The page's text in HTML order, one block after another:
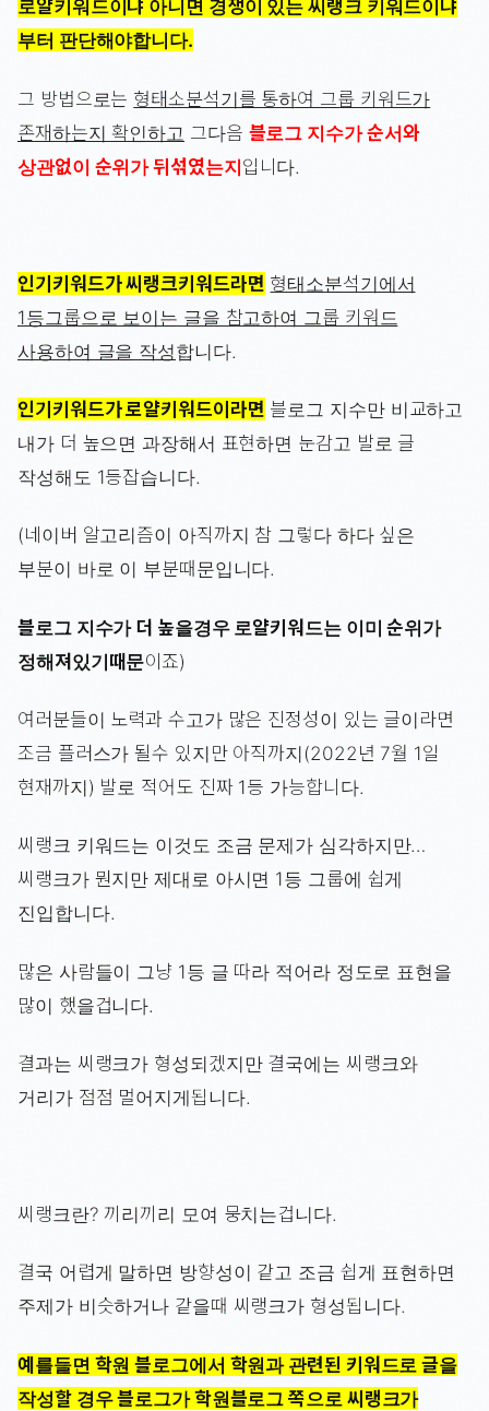
로얄키워드이냐 아니면 경쟁이 있는 씨랭크 키워드이냐
부터 판단해야합니다.
그 방법으로는 형태소분석기를 통하여 그룹 키워드가
존재하는지 확인하고 그다음 블로그 지수가 순서와
상관없이 순위가 뒤섞였는지입니다.
인기키워드가 씨랭크키워드라면 형태소분석기에서
1등그룹으로 보이는 글을 참고하여 그룹 키워드
사용하여 글을 작성합니다.
인기키워드가 로얄키워드이라면 블로그 지수만 비교하고
내가 더 높으면 과장해서 표현하면 눈감고 발로 글
작성해도 1등잡습니다.
(네이버 알고리즘이 아직까지 참 그렇다 하다 싶은
부분이 바로 이 부분때문입니다.
블로그 지수가 더 높을경우 로얄키워드는 이미 순위가
정해져있기때문이죠)
여러분들이 노력과 수고가 많은 진정성이 있는 글이라면
조금 플러스가 될수 있지만 아직까지(2022년 7월 1일
현재까지) 발로 적어도 진짜 1등 가능합니다.
씨랭크 키워드는 이것도 조금 문제가 심각하지만…
씨랭크가 뭔지만 제대로 아시면 1등 그룹에 쉽게
진입합니다.
많은 사람들이 그냥 1등 글 따라 적어라 정도로 표현을
많이 했을겁니다.
결과는 씨랭크가 형성되겠지만 결국에는 씨랭크와
거리가 점점 멀어지게됩니다.
씨랭크란? 끼리끼리 모여 뭉치는겁니다.
결국 어렵게 말하면 방향성이 같고 조금 쉽게 표현하면
주제가 비슷하거나 같을때 씨랭크가 형성됩니다.
예를들면 학원 블로그에서 학원과 관련된 키워드로 글을
작성할 경우 블로그가 학원블로그 쪽으로 씨랭크가